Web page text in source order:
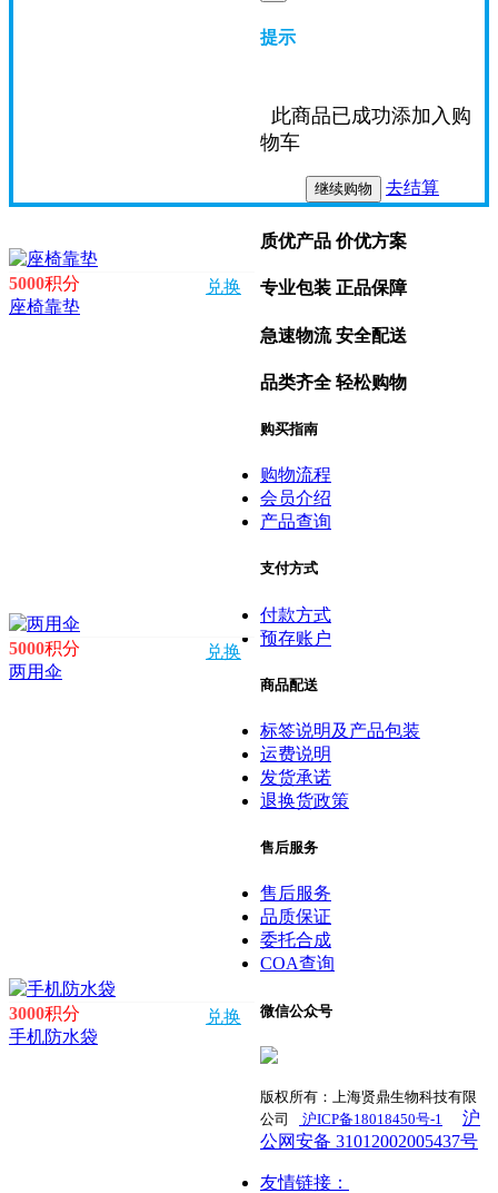
兑换
5000积分
座椅靠垫
兑换
5000积分
两用伞
兑换
3000积分
手机防水袋
提示
此商品已成功添加入购
物车
继续购物 去结算
质优产品 价优方案
专业包装 正品保障
急速物流 安全配送
品类齐全 轻松购物
购买指南
购物流程
会员介绍
产品查询
支付方式
付款方式
预存账户
商品配送
标签说明及产品包装
运费说明
发货承诺
退换货政策
售后服务
售后服务
品质保证
委托合成
COA查询
微信公众号
版权所有：上海贤鼎生物科技有限
公司
沪ICP备18018450号-1
沪
公网安备 31012002005437号
友情链接：